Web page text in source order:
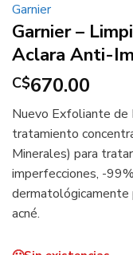
Garnier
Garnier –
Aclara Anti-
C$670.00
Nuevo Exfoliante de
tratamiento
Minerales) para
imperfecciones, -
dermatológicamente
acné.